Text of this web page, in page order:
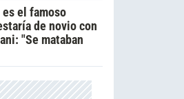
el famoso
de novio con
"Se mataban